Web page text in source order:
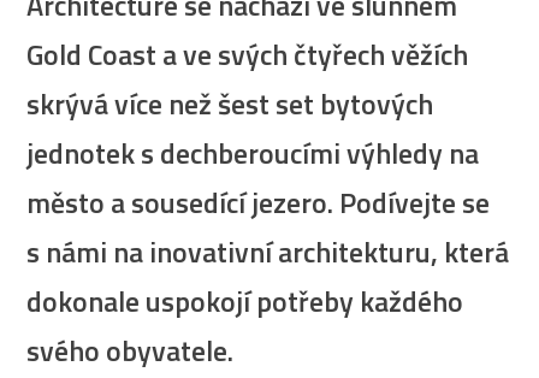
Gold Coast a ve svých čtyřech věžích
skrývá více než šest set bytových
jednotek s dechberoucími výhledy na
město a sousedící jezero. Podívejte se
s námi na inovativní architekturu, která
dokonale uspokojí potřeby každého
svého obyvatele.